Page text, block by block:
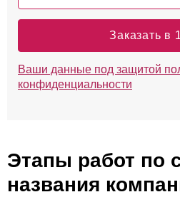
Заказать в
Ваши данные под защитой
конфиденциальности
Этапы работ по
названия